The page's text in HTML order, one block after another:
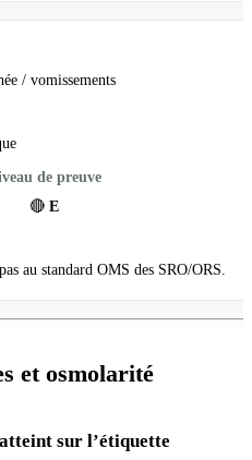
/ vomissements
🔴 E
au standard OMS des SRO/ORS.
et osmolarité
sur l’étiquette